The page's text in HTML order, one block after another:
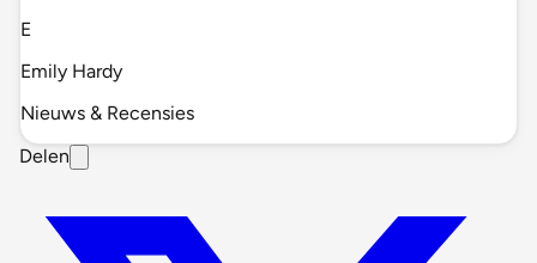
E
Emily Hardy
Nieuws & Recensies
Delen